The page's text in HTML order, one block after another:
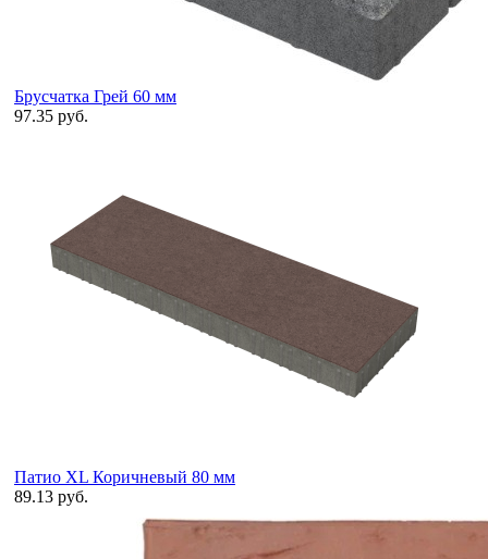
Брусчатка Грей 60 мм
97.35 руб.
Патио XL Коричневый 80 мм
89.13 руб.